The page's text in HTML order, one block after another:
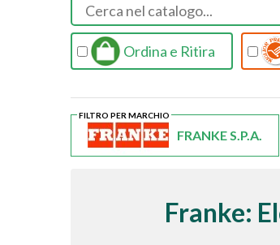
Ordina e Ritira
FRANKE S.P.A.
FILTRO PER MARCHIO
Franke: